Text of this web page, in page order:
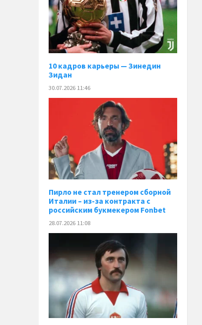
10 кадров карьеры — Зинедин
Зидан
30.07.2026 11:46
Пирло не стал тренером сборной
Италии – из-за контракта с
российским букмекером Fonbet
28.07.2026 11:08